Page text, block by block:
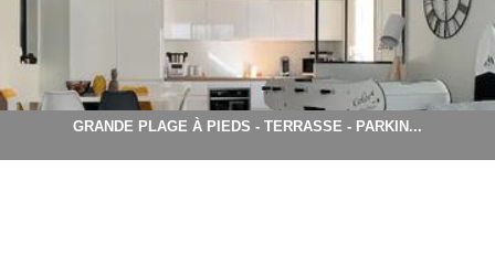
GRANDE PLAGE À PIEDS - TERRASSE - PARKIN...